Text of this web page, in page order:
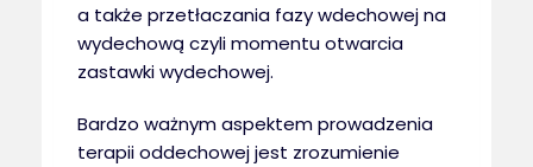
a także przetłaczania fazy wdechowej na
wydechową czyli momentu otwarcia
zastawki wydechowej.
Bardzo ważnym aspektem prowadzenia
terapii oddechowej jest zrozumienie